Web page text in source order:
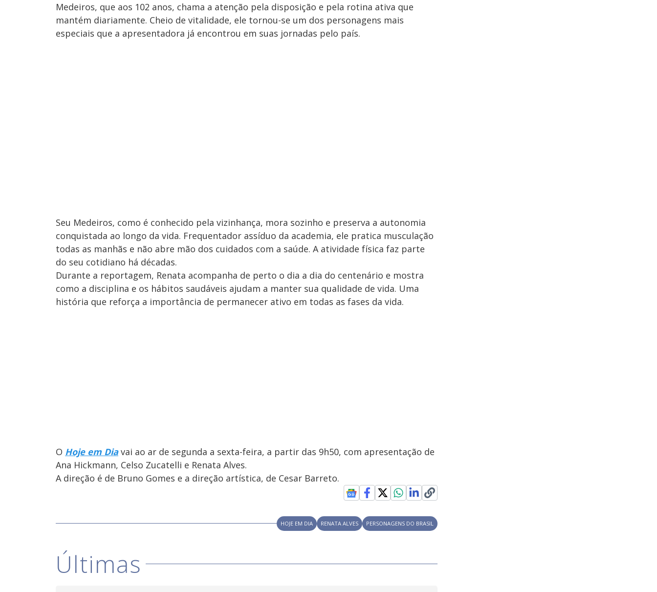
Medeiros, que aos 102 anos, chama a atenção pela disposição e pela rotina ativa que
mantém diariamente. Cheio de vitalidade, ele tornou-se um dos personagens mais
especiais que a apresentadora já encontrou em suas jornadas pelo país.
Seu Medeiros, como é conhecido pela vizinhança, mora sozinho e preserva a autonomia
conquistada ao longo da vida. Frequentador assíduo da academia, ele pratica musculação
todas as manhãs e não abre mão dos cuidados com a saúde. A atividade física faz parte
do seu cotidiano há décadas.
Durante a reportagem, Renata acompanha de perto o dia a dia do centenário e mostra
como a disciplina e os hábitos saudáveis ajudam a manter sua qualidade de vida. Uma
história que reforça a importância de permanecer ativo em todas as fases da vida.
O Hoje em Diavai ao ar de segunda a sexta-feira, a partir das 9h50, com apresentação de
Ana Hickmann, Celso Zucatelli e Renata Alves.
A direção é de Bruno Gomes e a direção artística, de Cesar Barreto.
HOJE EM DIA RENATA ALVES PERSONAGENS DO BRASIL
Últimas